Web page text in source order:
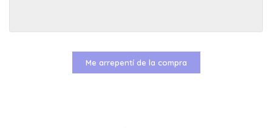
Me arrepentí de la compra